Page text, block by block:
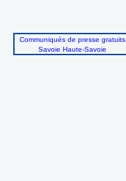
Communiqués de presse gratuits
Savoie Haute-Savoie